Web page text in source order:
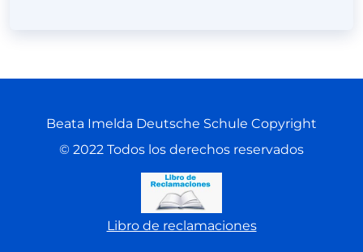
Beata Imelda Deutsche Schule Copyright
© 2022 Todos los derechos reservados
Libro de reclamaciones